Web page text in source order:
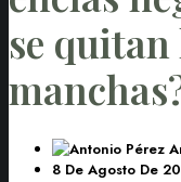
se quitan
8 De Agosto De